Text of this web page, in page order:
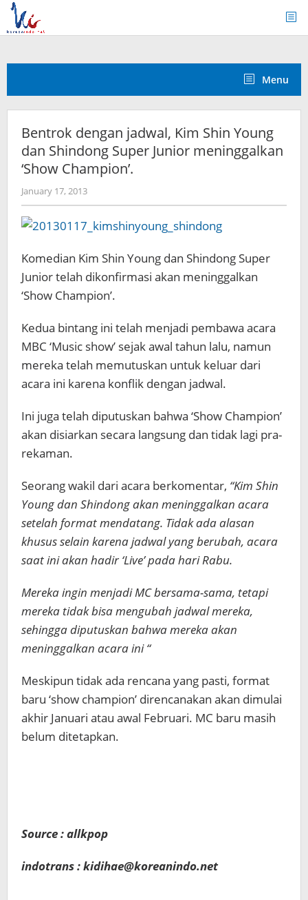
Skip
content
Menu
Bentrok dengan jadwal, Kim Shin Young
dan Shindong Super Junior meninggalkan
‘Show Champion’.
January 17, 2013by
Koreanindo
Komedian Kim Shin Young dan Shindong Super
Junior telah dikonfirmasi akan meninggalkan
‘Show Champion’.
Kedua bintang ini telah menjadi pembawa acara
MBC ‘Music show’ sejak awal tahun lalu, namun
mereka telah memutuskan untuk keluar dari
acara ini karena konflik dengan jadwal.
Ini juga telah diputuskan bahwa ‘Show Champion’
akan disiarkan secara langsung dan tidak lagi pra-
rekaman.
Seorang wakil dari acara berkomentar, “Kim Shin
Young dan Shindong akan meninggalkan acara
setelah format mendatang. Tidak ada alasan
khusus selain karena jadwal yang berubah, acara
saat ini akan hadir ‘Live’ pada hari Rabu.
Mereka ingin menjadi MC bersama-sama, tetapi
mereka tidak bisa mengubah jadwal mereka,
sehingga diputuskan bahwa mereka akan
meninggalkan acara ini “
Meskipun tidak ada rencana yang pasti, format
baru ‘show champion’ direncanakan akan dimulai
akhir Januari atau awal Februari. MC baru masih
belum ditetapkan.
Source : allkpop
indotrans : kidihae@koreanindo.net